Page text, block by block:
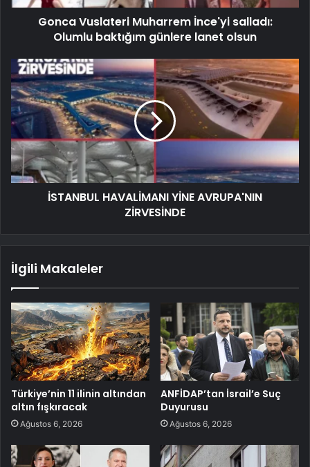
Gonca Vuslateri Muharrem İnce'yi salladı:
Olumlu baktığım günlere lanet olsun
İSTANBUL HAVALİMANI YİNE AVRUPA'NIN
ZİRVESİNDE
İlgili Makaleler
Türkiye’nin 11 ilinin altından
altın fışkıracak
Ağustos 6, 2026
ANFİDAP’tan İsrail’e Suç
Duyurusu
Ağustos 6, 2026